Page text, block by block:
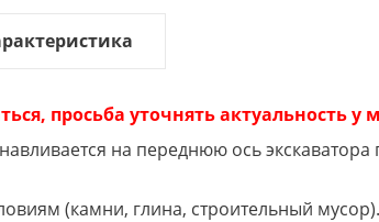
просьба уточнять актуальность
на переднюю ось
(камни, глина, строительный мусор).